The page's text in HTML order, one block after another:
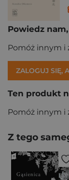
Powiedz
Pomóż innym i
ZALOGUJ SIĘ,
Ten produkt
Pomóż innym i
Z tego